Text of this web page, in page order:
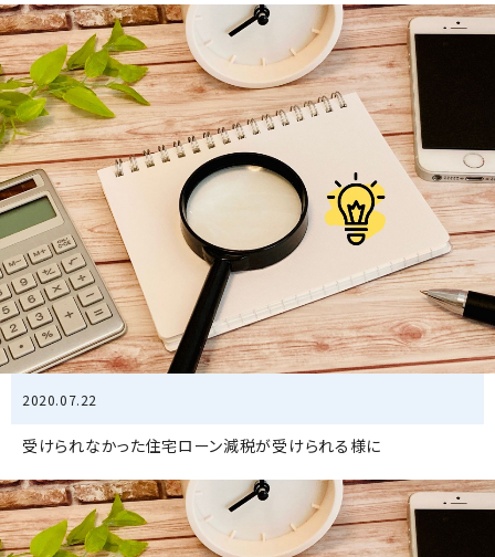
2020.07.22
受けられなかった住宅ローン減税が受けられる様に